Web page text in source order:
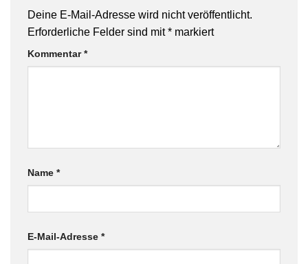
Deine E-Mail-Adresse wird nicht veröffentlicht.
Erforderliche Felder sind mit* markiert
Kommentar*
Name *
E-Mail-Adresse *